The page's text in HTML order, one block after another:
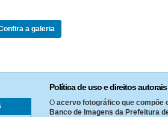
a galeria
Política de uso e direitos autorais
O acervo fotográfico que compõe
Banco de Imagens da Prefeitura